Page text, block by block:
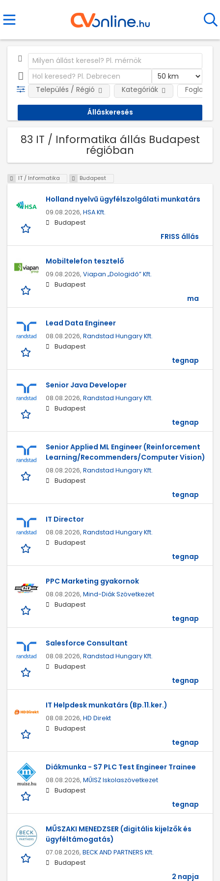
Település / Régió Kategóriák
83 IT / Informatika állás Budapest
régióban
IT / Informatika Budapest
Holland nyelvű ügyfélszolgálati munkatárs
09.08.2026, HSA Kft.
Budapest
FRISS állás
Mobiltelefon tesztelő
09.08.2026, Viapan „Dologidő” Kft.
Budapest
ma
Lead Data Engineer
08.08.2026, Randstad Hungary Kft.
Budapest
tegnap
Senior Java Developer
08.08.2026, Randstad Hungary Kft.
Budapest
tegnap
Senior Applied ML Engineer (Reinforcement
Learning/Recommenders/Computer Vision)
08.08.2026, Randstad Hungary Kft.
Budapest
tegnap
IT Director
08.08.2026, Randstad Hungary Kft.
Budapest
tegnap
PPC Marketing gyakornok
08.08.2026, Mind-Diák Szövetkezet
Budapest
tegnap
Salesforce Consultant
08.08.2026, Randstad Hungary Kft.
Budapest
tegnap
IT Helpdesk munkatárs (Bp.11.ker.)
08.08.2026, HD Direkt
Budapest
tegnap
Diákmunka - S7 PLC Test Engineer Trainee
08.08.2026, MŰISZ Iskolaszövetkezet
Budapest
tegnap
MŰSZAKI MENEDZSER (digitális kijelzők és
ügyféltámogatás)
07.08.2026, BECK AND PARTNERS Kft.
Budapest
2 napja